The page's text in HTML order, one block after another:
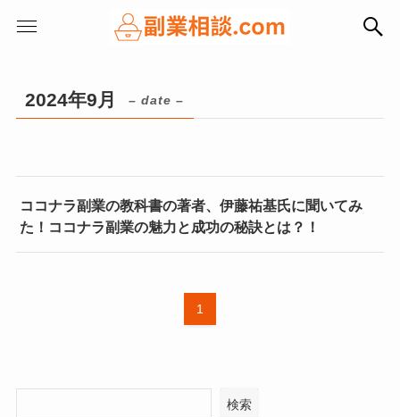
2024年9月 – date –
ココナラ副業の教科書の著者、伊藤祐基氏に聞いてみ
た！ココナラ副業の魅力と成功の秘訣とは？！
1
検索